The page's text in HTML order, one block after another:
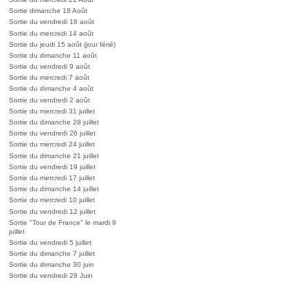
Sortie dimanche 18 Août
Sortie du vendredi 16 août
Sortie du mercredi 14 août
Sortie du jeudi 15 août (jour férié)
Sortie du dimanche 11 août
Sortie du vendredi 9 août
Sortie du mercredi 7 août
Sortie du dimanche 4 août
Sortie du vendredi 2 août
Sortie du mercredi 31 juillet
Sortie du dimanche 28 juillet
Sortie du vendredi 26 juillet
Sortie du mercredi 24 juillet
Sortie du dimanche 21 juillet
Sortie du vendredi 19 juillet
Sortie du mercredi 17 juillet
Sortie du dimanche 14 juillet
Sortie du mercredi 10 juillet
Sortie du vendredi 12 juillet
Sortie "Tour de France" le mardi 9
juillet
Sortie du vendredi 5 juillet
Sortie du dimanche 7 juillet
Sortie du dimanche 30 juin
Sortie du vendredi 28 Juin